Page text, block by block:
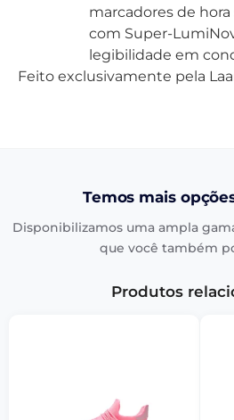
marcadores de
com Super-
legibilidade em
Feito exclusivamente pela
Temos mais
Disponibilizamos uma ampla
que você também
Produtos